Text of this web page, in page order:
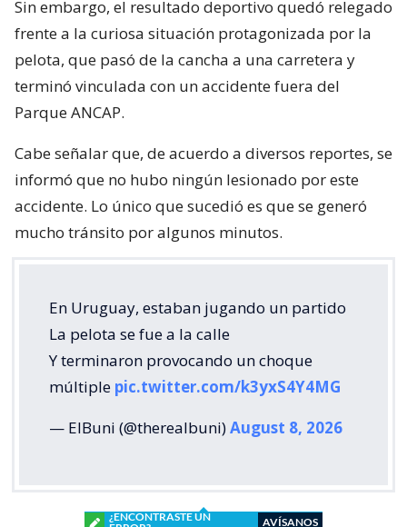
Sin embargo, el resultado deportivo quedó relegado
frente a la curiosa situación protagonizada por la
pelota, que pasó de la cancha a una carretera y
terminó vinculada con un accidente fuera del
Parque ANCAP.
Cabe señalar que, de acuerdo a diversos reportes, se
informó que no hubo ningún lesionado por este
accidente. Lo único que sucedió es que se generó
mucho tránsito por algunos minutos.
En Uruguay, estaban jugando un partido
La pelota se fue a la calle
Y terminaron provocando un choque
múltiple pic.twitter.com/k3yxS4Y4MG
— ElBuni (@therealbuni)August 8, 2026
¿ENCONTRASTE UN
AVÍSANOS